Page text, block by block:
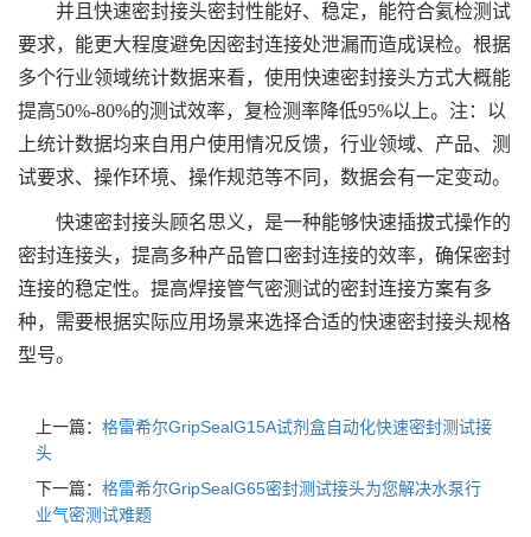
并且快速密封接头密封性能好、稳定，能符合氦检测试
要求，能更大程度避免因密封连接处泄漏而造成误检。根据
多个行业领域统计数据来看，使用快速密封接头方式大概能
提高50%-80%的测试效率，复检测率降低95%以上。注：以
上统计数据均来自用户使用情况反馈，行业领域、产品、测
试要求、操作环境、操作规范等不同，数据会有一定变动。
快速密封接头顾名思义，是一种能够快速插拔式操作的
密封连接头，提高多种产品管口密封连接的效率，确保密封
连接的稳定性。提高焊接管气密测试的密封连接方案有多
种，需要根据实际应用场景来选择合适的快速密封接头规格
型号。
上一篇： 格雷希尔GripSealG15A试剂盒自动化快速密封测试接
头
下一篇： 格雷希尔GripSealG65密封测试接头为您解决水泵行
业气密测试难题